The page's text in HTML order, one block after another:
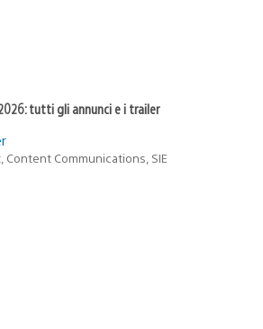
tutti gli annunci e i trailer
Content Communications, SIE